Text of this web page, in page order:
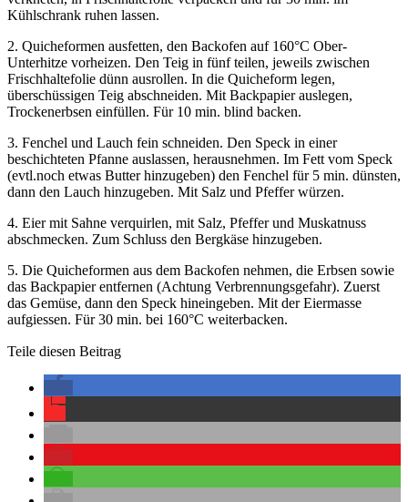
Kühlschrank ruhen lassen.
2. Quicheformen ausfetten, den Backofen auf 160°C Ober-
Unterhitze vorheizen. Den Teig in fünf teilen, jeweils zwischen
Frischhaltefolie dünn ausrollen. In die Quicheform legen,
überschüssigen Teig abschneiden. Mit Backpapier auslegen,
Trockenerbsen einfüllen. Für 10 min. blind backen.
3. Fenchel und Lauch fein schneiden. Den Speck in einer
beschichteten Pfanne auslassen, herausnehmen. Im Fett vom Speck
(evtl.noch etwas Butter hinzugeben) den Fenchel für 5 min. dünsten,
dann den Lauch hinzugeben. Mit Salz und Pfeffer würzen.
4. Eier mit Sahne verquirlen, mit Salz, Pfeffer und Muskatnuss
abschmecken. Zum Schluss den Bergkäse hinzugeben.
5. Die Quicheformen aus dem Backofen nehmen, die Erbsen sowie
das Backpapier entfernen (Achtung Verbrennungsgefahr). Zuerst
das Gemüse, dann den Speck hineingeben. Mit der Eiermasse
aufgiessen. Für 30 min. bei 160°C weiterbacken.
Teile diesen Beitrag